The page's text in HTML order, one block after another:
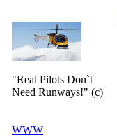
"Real Pilots Don`t
Need Runways!" (c)
WWW